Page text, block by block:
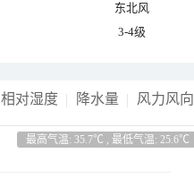
东北风
3-4级
相对湿度 降水量 风力风向
最高气温: 35.7℃ , 最低气温: 25.6℃